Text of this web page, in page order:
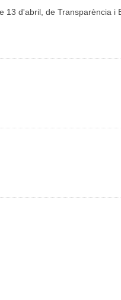
d'abril, de Transparència i